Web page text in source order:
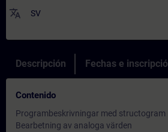
translate SV
Descripción Fechas e
Contenido
Programbeskrivningar med structogram
Bearbetning av analoga värden